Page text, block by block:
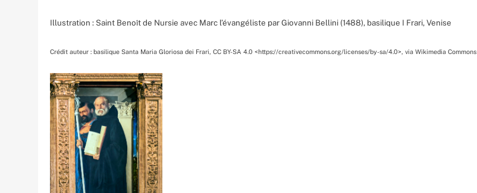
Illustration : Saint Benoît de Nursie avec Marc l’évangéliste par Giovanni Bellini (1488), basilique I Frari, Venise
Crédit auteur : basilique Santa Maria Gloriosa dei Frari, CC BY-SA 4.0 <https://creativecommons.org/licenses/by-sa/4.0>, via Wikimedia Commons